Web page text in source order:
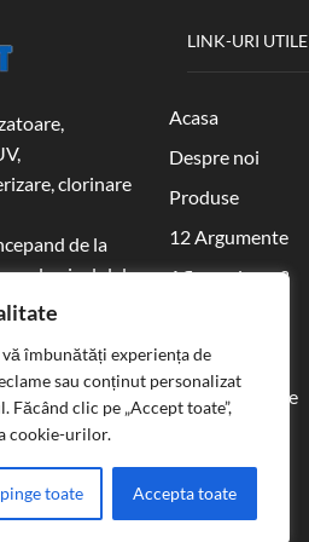
îmbunătăți experiența de
sau conținut personalizat
clic pe „Accept toate”,
cookie-urilor.
toate Accepta toate
clorinare
de la
la nivelul de
LINK-URI UTILE
Acasa
Despre noi
Produse
12 Argumente
Afla ce si cum?
Contul meu
Lista de dorinte